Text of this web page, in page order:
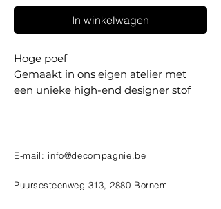
In winkelwagen
Hoge poef
Gemaakt in ons eigen atelier met
een unieke high-end designer stof
E-mail: info@decompagnie.be
Puursesteenweg 313, 2880 Bornem